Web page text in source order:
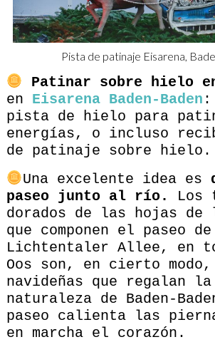
Pista de patinaje Eisarena,
Patinar sobre hielo
en Eisarena Baden-Baden :
pista de hielo para
energías, o incluso
de patinaje sobre hielo.
Una excelente idea es
paseo junto al río.
Los
dorados de las hojas de
que componen el paseo de
Lichtentaler Allee, en
Oos son, en cierto
navideñas que regalan la
naturaleza de Baden-
paseo calienta las
en marcha el corazón.